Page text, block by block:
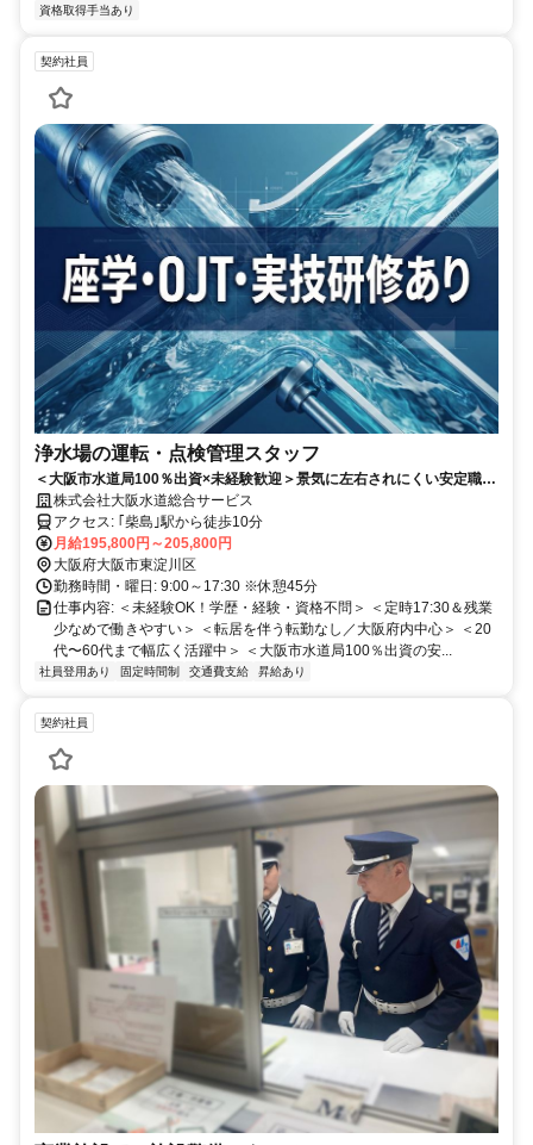
資格取得手当あり
契約社員
浄水場の運転・点検管理スタッフ
＜大阪市水道局100％出資×未経験歓迎＞景気に左右されにくい安定職種
✨定時17:30＆土日祝休みで無理なく長く働ける
株式会社大阪水道総合サービス
アクセス: ｢柴島｣駅から徒歩10分
月給195,800円～205,800円
大阪府大阪市東淀川区
勤務時間・曜日: 9:00～17:30 ※休憩45分
仕事内容: ＜未経験OK！学歴・経験・資格不問＞ ＜定時17:30＆残業
少なめで働きやすい＞ ＜転居を伴う転勤なし／大阪府内中心＞ ＜20
代〜60代まで幅広く活躍中＞ ＜大阪市水道局100％出資の安...
社員登用あり 固定時間制 交通費支給 昇給あり
契約社員